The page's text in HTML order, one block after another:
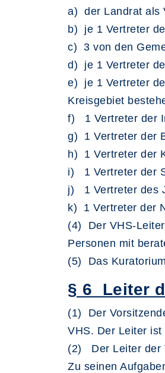
a) der Landrat als
b) je 1 Vertreter
c) 3 von den
d) je 1 Vertreter
e) je 1 Vertreter
Kreisgebiet
f) 1 Vertreter der
g) 1 Vertreter der
h) 1 Vertreter der
i) 1 Vertreter der
j) 1 Vertreter des
k) 1 Vertreter der
(4) Der VHS-
Personen mit
(5) Das
§ 6 Leiter
(1) Der
VHS. Der Leiter
(2) Der Leiter der
Zu seinen